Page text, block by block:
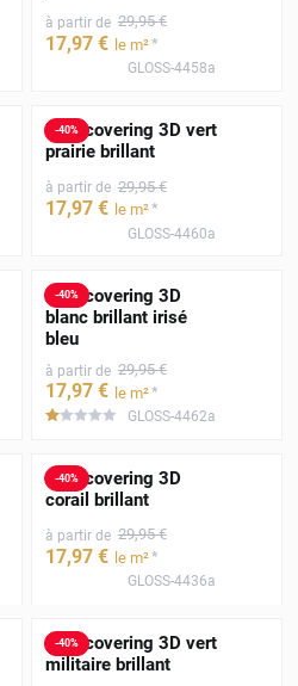
à partir de 29,95 €
17,97 € le m²*
GLOSS-4458a
-40%
Film covering 3D vert
prairie brillant
à partir de 29,95 €
17,97 € le m²*
GLOSS-4460a
-40%
Film covering 3D
blanc brillant irisé
bleu
à partir de 29,95 €
17,97 € le m²*
***** GLOSS-4462a
-40%
Film covering 3D
corail brillant
à partir de 29,95 €
17,97 € le m²*
GLOSS-4436a
-40%
Film covering 3D vert
militaire brillant